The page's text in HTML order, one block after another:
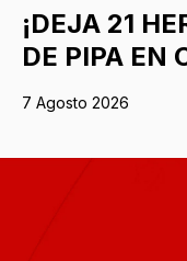
¡DEJA 21
DE PIPA EN
7 Agosto 2026